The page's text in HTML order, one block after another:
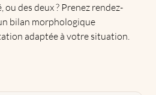
ou des deux ? Prenez rendez-
bilan morphologique
adaptée à votre situation.